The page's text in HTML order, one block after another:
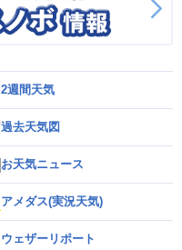
2週間天気
過去天気図
お天気ニュース
アメダス(実況天気)
ウェザーリポート